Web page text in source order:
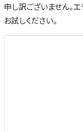
申し訳ございません。
お試しください。